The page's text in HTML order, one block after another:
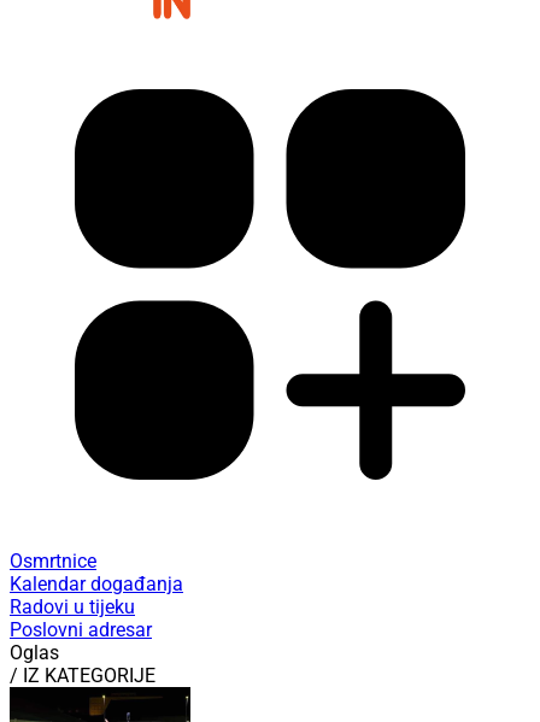
Osmrtnice
Kalendar događanja
Radovi u tijeku
Poslovni adresar
Oglas
/ IZ KATEGORIJE